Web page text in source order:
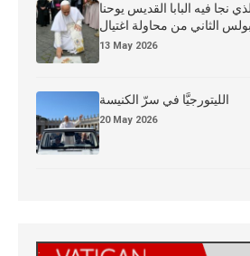
نجا فيه البابا القديس يوحنا
بولس الثاني من محاولة اغتيال
13 May 2026
الليتورجيَّا في سرّ الكنيسة
20 May 2026